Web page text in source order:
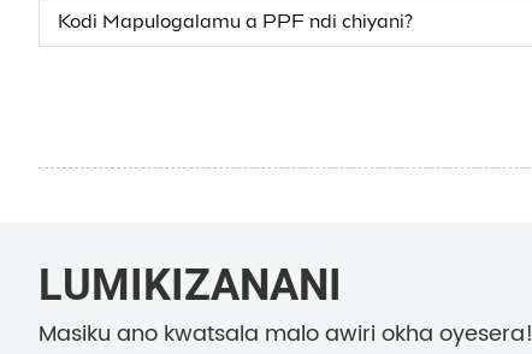
Kodi Mapulogalamu a PPF ndi chiyani?
LUMIKIZANANI
Masiku ano kwatsala malo awiri okha oyesera!